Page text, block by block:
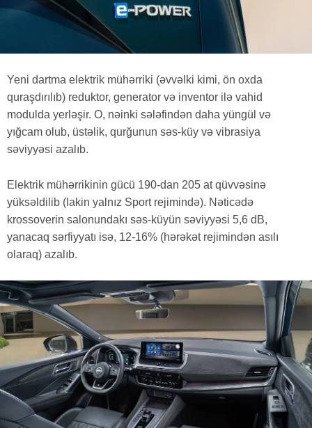
Yeni dartma elektrik mühərriki (əvvəlki kimi, ön oxda
quraşdırılıb) reduktor, generator və inventor ilə vahid
modulda yerləşir. O, nəinki sələfindən daha yüngül və
yığcam olub, üstəlik, qurğunun səs-küy və vibrasiya
səviyyəsi azalıb.
Elektrik mühərrikinin gücü 190-dan 205 at qüvvəsinə
yüksəldilib (lakin yalnız Sport rejimində). Nəticədə
krossoverin salonundakı səs-küyün səviyyəsi 5,6 dB,
yanacaq sərfiyyatı isə, 12-16% (hərəkət rejimindən asılı
olaraq) azalıb.